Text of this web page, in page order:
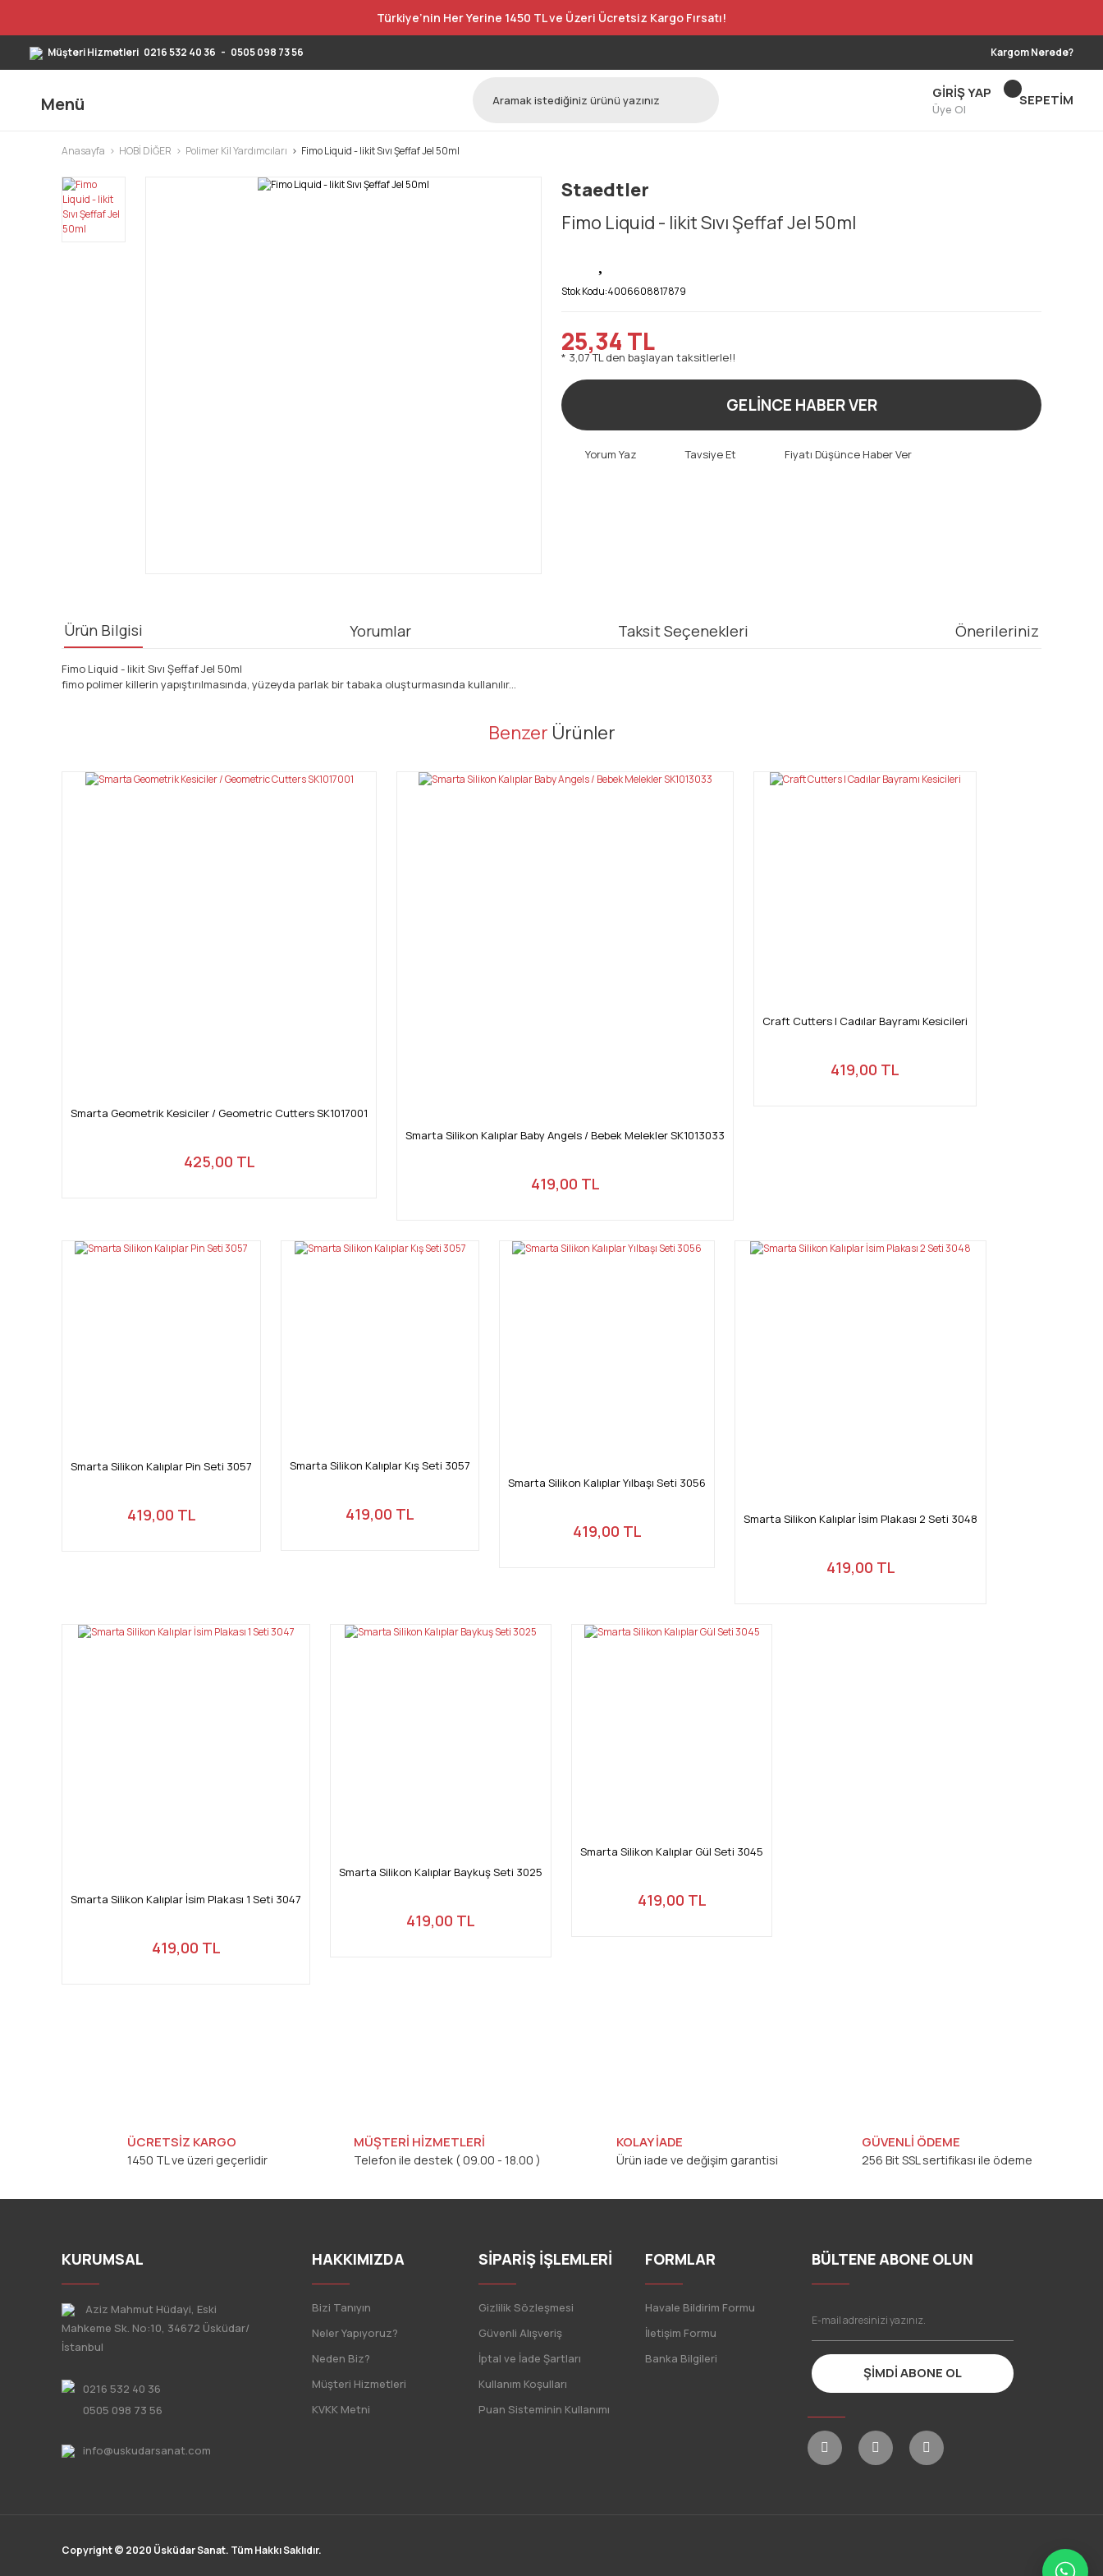
Türkiye’nin Her Yerine 1450 TL ve Üzeri Ücretsiz Kargo Fırsatı!
Müşteri Hizmetleri 0216 532 40 36 - 0505 098 73 56 Kargom Nerede?
Menü
GİRİŞ YAP
Üye Ol
SEPETİM
Anasayfa HOBİ DİĞER Polimer Kil Yardımcıları Fimo Liquid - likit Sıvı Şeffaf Jel 50ml
Staedtler
Fimo Liquid - likit Sıvı Şeffaf Jel 50ml
Stok Kodu:4006608817879
25,34 TL
* 3,07 TL den başlayan taksitlerle!!
GELİNCE HABER VER
Yorum Yaz Tavsiye Et Fiyatı Düşünce Haber Ver
Ürün Bilgisi Yorumlar Taksit Seçenekleri Önerileriniz
Fimo Liquid - likit Sıvı Şeffaf Jel 50ml
fimo polimer killerin yapıştırılmasında, yüzeyda parlak bir tabaka oluşturmasında kullanılır...
Bu ürünün fiyat bilgisi, resim, ürün açıklamalarında ve diğer konularda yetersiz gördüğünüz noktaları öneri formunu kullanarak tarafımıza iletebilirsiniz.
Ürün resmi kalitesiz, bozuk veya görüntülenemiyor.
Benzer Ürünler
Smarta Geometrik Kesiciler / Geometric Cutters SK1017001
425,00 TL
Smarta Silikon Kalıplar Baby Angels / Bebek Melekler SK1013033
419,00 TL
Craft Cutters | Cadılar Bayramı Kesicileri
419,00 TL
Smarta Silikon Kalıplar Pin Seti 3057
419,00 TL
Smarta Silikon Kalıplar Kış Seti 3057
419,00 TL
Smarta Silikon Kalıplar Yılbaşı Seti 3056
419,00 TL
Smarta Silikon Kalıplar İsim Plakası 2 Seti 3048
419,00 TL
Smarta Silikon Kalıplar İsim Plakası 1 Seti 3047
419,00 TL
Smarta Silikon Kalıplar Baykuş Seti 3025
419,00 TL
Smarta Silikon Kalıplar Gül Seti 3045
419,00 TL
ÜCRETSİZ KARGO
1450 TL ve üzeri geçerlidir
MÜŞTERİ HİZMETLERİ
Telefon ile destek ( 09.00 - 18.00 )
KOLAY İADE
Ürün iade ve değişim garantisi
GÜVENLİ ÖDEME
256 Bit SSL sertifikası ile ödeme
KURUMSAL
Aziz Mahmut Hüdayi, Eski
Mahkeme Sk. No:10, 34672 Üsküdar/
İstanbul
0216 532 40 36
0505 098 73 56
info@uskudarsanat.com
HAKKIMIZDA
Bizi Tanıyın
Neler Yapıyoruz?
Neden Biz?
Müşteri Hizmetleri
KVKK Metni
SİPARİŞ İŞLEMLERİ
Gizlilik Sözleşmesi
Güvenli Alışveriş
İptal ve İade Şartları
Kullanım Koşulları
Puan Sisteminin Kullanımı
FORMLAR
Havale Bildirim Formu
İletişim Formu
Banka Bilgileri
BÜLTENE ABONE OLUN
ŞİMDİ ABONE OL
Copyright © 2020 Üsküdar Sanat. Tüm Hakkı Saklıdır.